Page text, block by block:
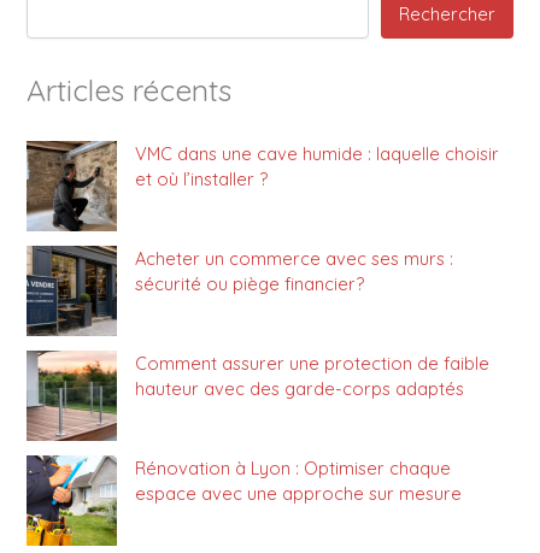
Rechercher
Articles récents
VMC dans une cave humide : laquelle choisir
et où l’installer ?
Acheter un commerce avec ses murs :
sécurité ou piège financier?
Comment assurer une protection de faible
hauteur avec des garde-corps adaptés
Rénovation à Lyon : Optimiser chaque
espace avec une approche sur mesure